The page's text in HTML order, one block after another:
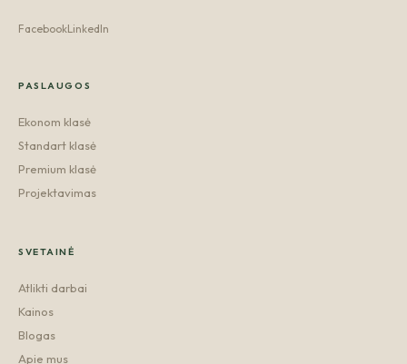
FacebookLinkedIn
PASLAUGOS
Ekonom klasė
Standart klasė
Premium klasė
Projektavimas
SVETAINĖ
Atlikti darbai
Kainos
Blogas
Apie mus